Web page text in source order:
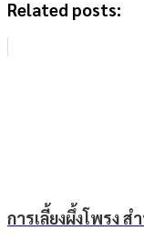
Related posts:
การเลี้ยงผึ้งโพรง